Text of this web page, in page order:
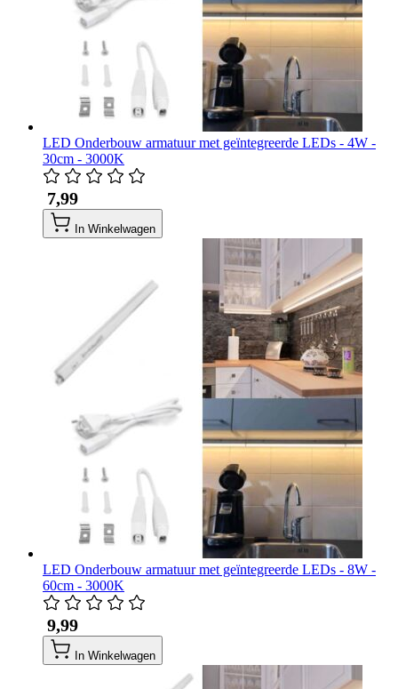
LED Onderbouw armatuur met geïntegreerde LEDs - 4W -
30cm - 3000K
​ 7,99
In Winkelwagen
LED Onderbouw armatuur met geïntegreerde LEDs - 8W -
60cm - 3000K
​ 9,99
In Winkelwagen